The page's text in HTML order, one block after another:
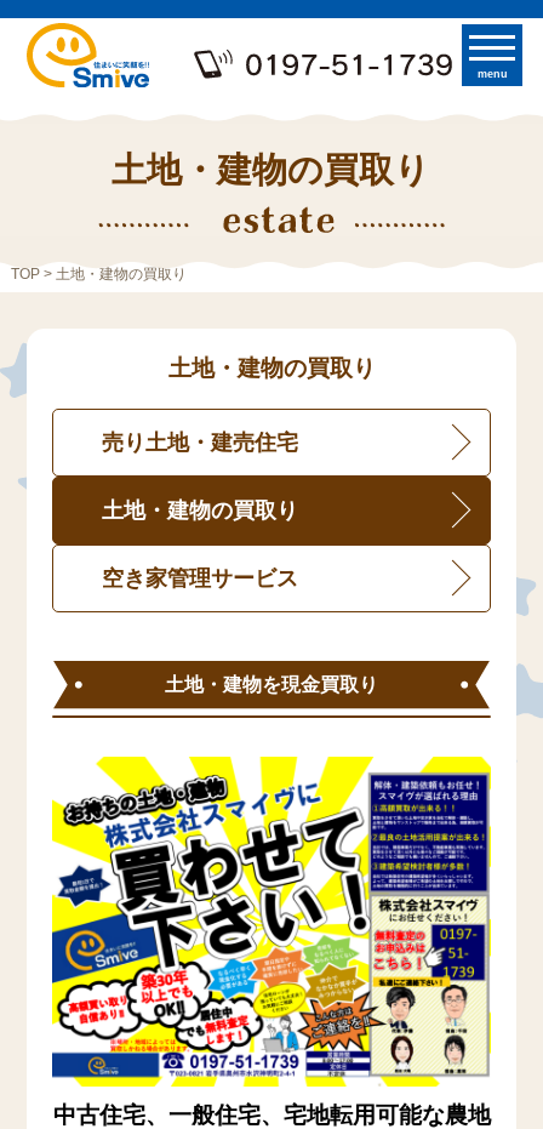
menu
土地・建物の買取り
TOP> 土地・建物の買取り
土地・建物の買取り
売り土地・建売住宅
土地・建物の買取り
空き家管理サービス
土地・建物を現金買取り
中古住宅、一般住宅、宅地転用可能な農地